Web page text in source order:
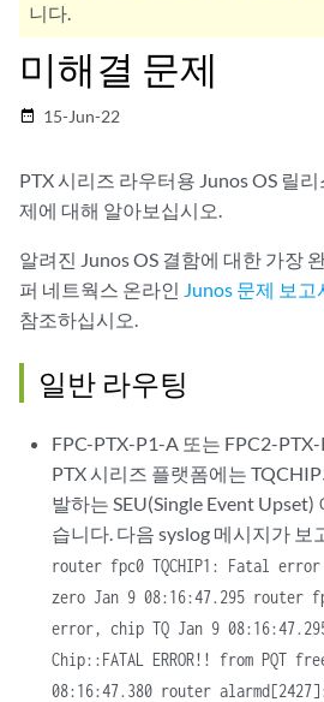
니다.
미해결 문제
date_range 15-Jun-22
PTX 시리즈 라우터용 Junos OS 릴
제에 대해 알아보십시오.
알려진 Junos OS 결함에 대한 가장
퍼 네트웍스 온라인 Junos 문제 보고
참조하십시오.
일반 라우팅
FPC-PTX-P1-A 또는 FPC2-
PTX 시리즈 플랫폼에는
발하는 SEU(Single Event Upset)
습니다. 다음 syslog 메시지가 보
router fpc0 TQCHIP1: Fatal
zero Jan 9 08:16:47.295 router
error, chip TQ Jan 9
Chip::FATAL ERROR!! from PQT
08:16:47.380 router